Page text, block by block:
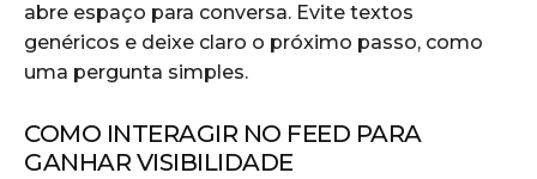
abre espaço para conversa. Evite textos
genéricos e deixe claro o próximo passo, como
uma pergunta simples.
COMO INTERAGIR NO FEED PARA
GANHAR VISIBILIDADE